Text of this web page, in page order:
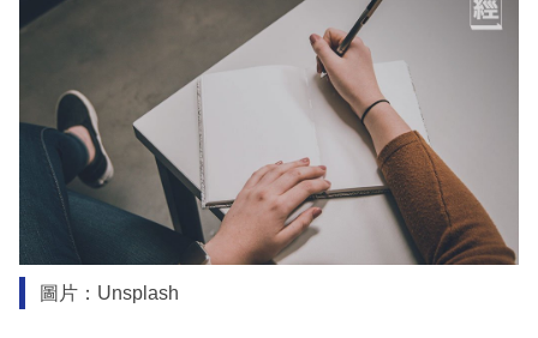
圖片：Unsplash